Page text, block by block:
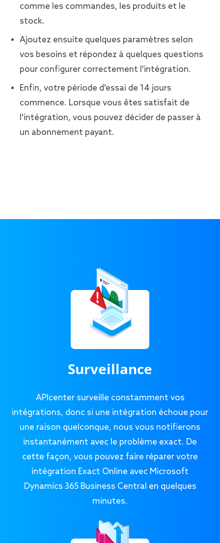
comme les commandes, les produits et le
stock.
Ajoutez ensuite quelques paramètres selon
vos besoins et répondez à quelques questions
pour configurer correctement l'intégration.
Enfin, votre période d'essai de 14 jours
commence. Lorsque vous êtes satisfait de
l'intégration, vous pouvez décider de passer à
un abonnement payant.
Surveillance
APIcenter surveille constamment vos
intégrations, donc si une intégration échoue pour
une raison quelconque, nous vous notifierons
instantanément avec le problème exact. De
cette façon, vous pouvez faire réparer votre
intégration Exact Online avec Microsoft
Dynamics 365 Business Central en quelques
minutes.